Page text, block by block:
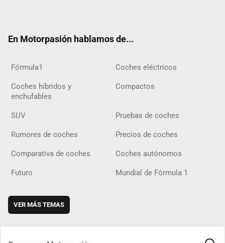
En Motorpasión hablamos de...
Fórmula1 Coches eléctricos
Coches híbridos y
enchufables
Compactos
SUV Pruebas de coches
Rumores de coches Precios de coches
Comparativa de coches Coches autónomos
Futuro Mundial de Fórmula 1
VER MÁS TEMAS